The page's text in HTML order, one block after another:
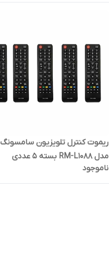
ریموت کنترل تلویزیون سامسونگ
مدل RM-L1088 بسته 5 عددی
ناموجود